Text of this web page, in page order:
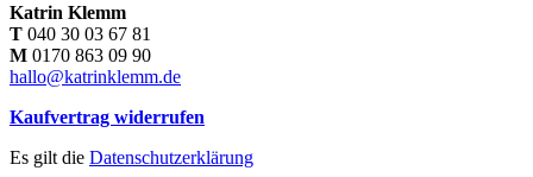
Katrin Klemm
T 040 30 03 67 81
M 0170 863 09 90
hallo@katrinklemm.de
Kaufvertrag widerrufen
Es gilt die Datenschutzerklärung